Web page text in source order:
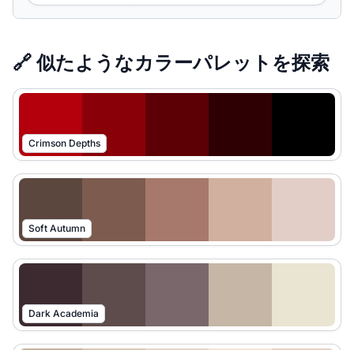
🔗 似たようなカラーパレットを探索
Crimson Depths
Soft Autumn
Dark Academia